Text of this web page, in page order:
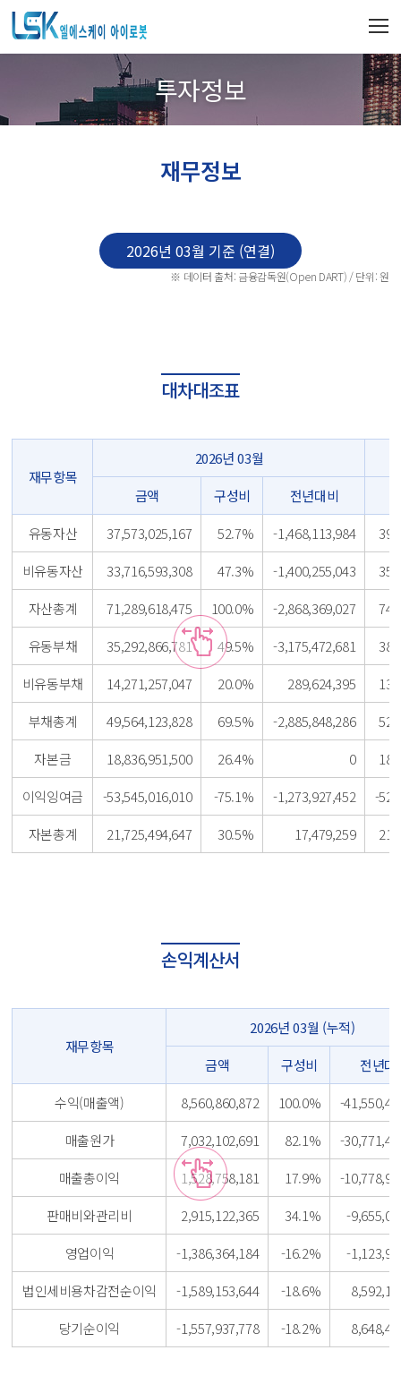
투자정보
재무정보
2026년 03월 기준 (연결)
※ 데이터 출처: 금융감독원(Open DART) / 단위: 원
대차대조표
재무항목
2026년 03월
금액
구성비
전년대비
유동자산
37,573,025,167 52.7% -1,468,113,984
비유동자산
33,716,593,308 47.3% -1,400,255,043
자산총계
71,289,618,475 100.0% -2,868,369,027
유동부채
35,292,866,781 49.5% -3,175,472,681
비유동부채
14,271,257,047 20.0% 289,624,395
부채총계
49,564,123,828 69.5% -2,885,848,286
자본금
18,836,951,500 26.4% 0
이익잉여금
-53,545,016,010 -75.1% -1,273,927,452
-
자본총계
21,725,494,647 30.5% 17,479,259
손익계산서
재무항목
2026년 03월 (누적)
금액
구성비
전년대
수익(매출액)
8,560,860,872 100.0%
-
매출원가
7,032,102,691 82.1%
-
매출총이익
1,528,758,181 17.9%
-
판매비와관리비
2,915,122,365 34.1%
-
영업이익
-1,386,364,184 -16.2%
-
법인세비용차감전순이익
-1,589,153,644 -18.6%
당기순이익
-1,557,937,778 -18.2%